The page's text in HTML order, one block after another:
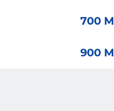
700
900